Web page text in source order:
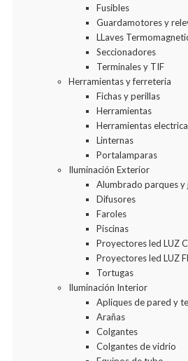
Fusibles
Guardamotores y
LLaves
Seccionadores
Terminales y TIF
Herramientas y ferreteria
Fichas y perillas
Herramientas
Herramientas
Linternas
Portalamparas
Iluminación Exterior
Alumbrado parques y
Difusores
Faroles
Piscinas
Proyectores led LUZ
Proyectores led LUZ
Tortugas
Iluminación Interior
Apliques de pared y
Arañas
Colgantes
Colgantes de vidrio